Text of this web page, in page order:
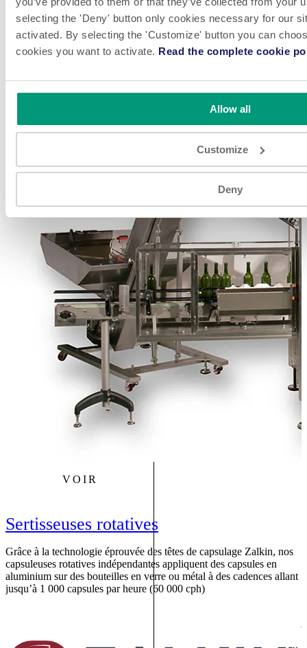
selecting the 'Deny' button only cookies necessary for our
activated. By selecting the 'Customize' button you can
cookies you want to activate. Read the complete cookie
Allow all
Customize
Deny
VOIR
Sertisseuses rotatives
Grâce à la technologie éprouvée des têtes de capsulage Zalkin, nos
capsuleuses rotatives indépendantes appliquent des capsules en
aluminium sur des bouteilles en verre ou métal à des cadences allant
jusqu’à 1 000 capsules par heure (60 000 cph)